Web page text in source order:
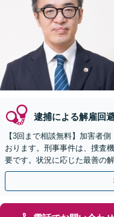
逮捕による解雇回
【3回まで相談無料】加害者
おります。刑事事件は、捜査
要です。状況に応じた最善の
ずはご相談ください。【休日